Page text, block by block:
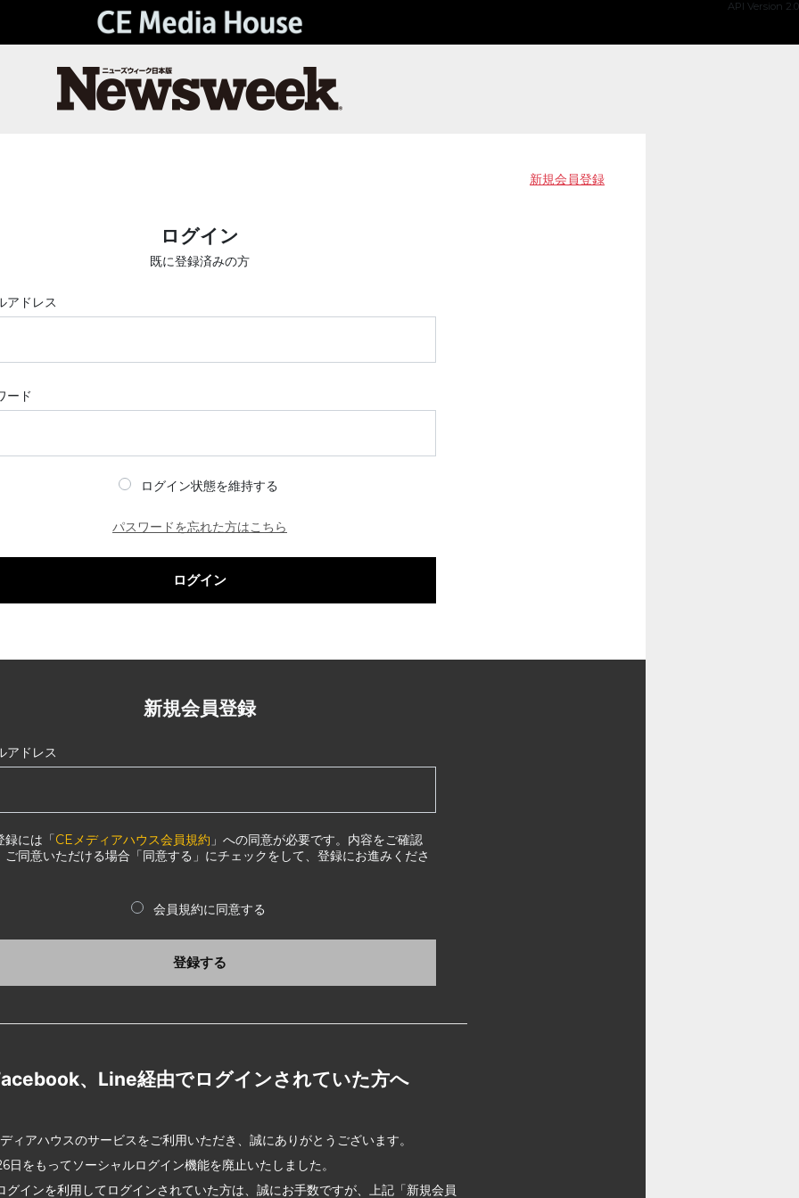
API Version 2.0
新規会員登録
ログイン
既に登録済みの方
アドレス
ード
ログイン状態を維持する
パスワードを忘れた方はこちら
ログイン
新規会員登録
アドレス
録には「CEメディアハウス会員規約 」への同意が必要です。内容をご確認
ご同意いただける場合「同意する」にチェックをして、登録にお進みくださ
会員規約に同意する
登録する
、Line経由でログインされていた方へ
ィアハウスのサービスをご利用いただき、誠にありがとうございます。
日をもってソーシャルログイン機能を廃止いたしました。
グインを利用してログインされていた方は、誠にお手数ですが、上記「新規会員